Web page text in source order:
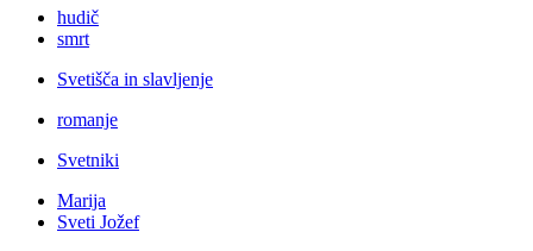
hudič
smrt
Svetišča in slavljenje
romanje
Svetniki
Marija
Sveti Jožef